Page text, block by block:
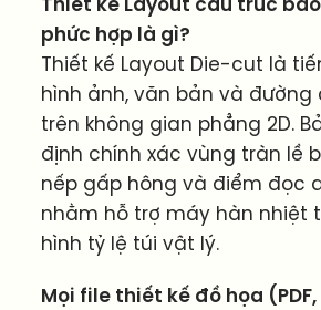
Thiết kế Layout cấu trúc
phức hợp là gì?
Thiết kế Layout Die-cut là
hình ảnh, văn bản và
trên không gian phẳng 2D.
định chính xác vùng tràn lề
nếp gấp hông và điểm đọc
nhằm hỗ trợ máy hàn nhiệt
hình tỷ lệ túi vật lý.
Mọi file thiết kế đồ họa